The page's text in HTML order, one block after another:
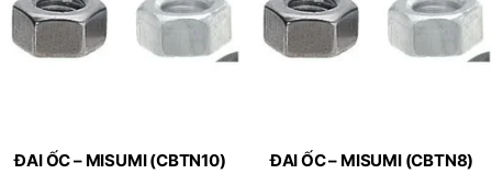
ĐAI ỐC – MISUMI (CBTN10) ĐAI ỐC – MISUMI (CBTN8)